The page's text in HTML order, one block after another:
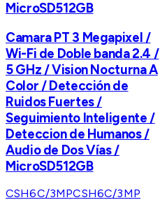
MicroSD512GB
Camara PT 3 Megapixel /
Wi-Fi de Doble banda 2.4 /
5 GHz / Vision Nocturna A
Color / Detección de
Ruidos Fuertes /
Seguimiento Inteligente /
Deteccion de Humanos /
Audio de Dos Vías /
MicroSD512GB
CSH6C/3MPCSH6C/3MP